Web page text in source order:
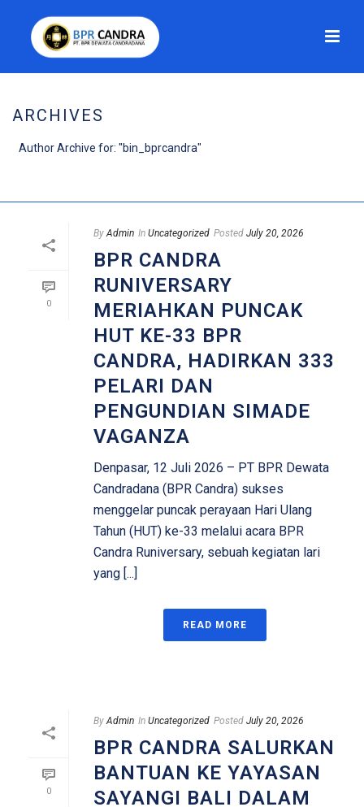
ARCHIVES
Author Archive for: "bin_bprcandra"
0
By Admin In Uncategorized Posted July 20, 2026
BPR CANDRA
RUNIVERSARY
MERIAHKAN PUNCAK
HUT KE-33 BPR
CANDRA, HADIRKAN 333
PELARI DAN
PENGUNDIAN SIMADE
VAGANZA
Denpasar, 12 Juli 2026 – PT BPR Dewata
Candradana (BPR Candra) sukses
menggelar puncak perayaan Hari Ulang
Tahun (HUT) ke-33 melalui acara BPR
Candra Runiversary, sebuah kegiatan lari
yang [...]
READ MORE
0
By Admin In Uncategorized Posted July 20, 2026
BPR CANDRA SALURKAN
BANTUAN KE YAYASAN
SAYANGI BALI DALAM